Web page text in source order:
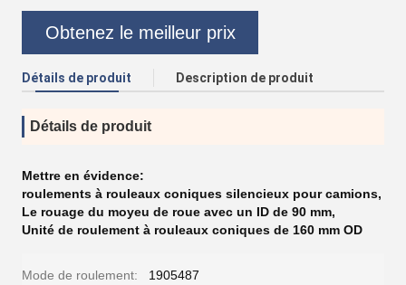
Obtenez le meilleur prix
Détails de produit Description de produit
Détails de produit
Mettre en évidence:
roulements à rouleaux coniques silencieux pour camions,
Le rouage du moyeu de roue avec un ID de 90 mm,
Unité de roulement à rouleaux coniques de 160 mm OD
Mode de roulement: 1905487